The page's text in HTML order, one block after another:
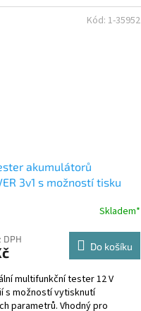
akumulátorů
3v1 s možností tisku
Skladem*
DPH
Do košíku
multifunkční tester 12 V
s možností vytisknutí
parametrů. Vhodný pro
Kód: 1-35952